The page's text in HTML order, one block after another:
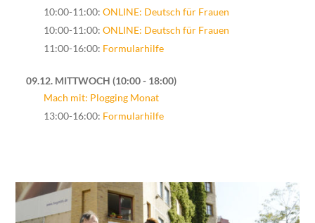
10:00-11:00: ONLINE: Deutsch für Frauen
10:00-11:00: ONLINE: Deutsch für Frauen
11:00-16:00: Formularhilfe
09.12. MITTWOCH 10:00 - 18:00
Mach mit: Plogging Monat
13:00-16:00: Formularhilfe